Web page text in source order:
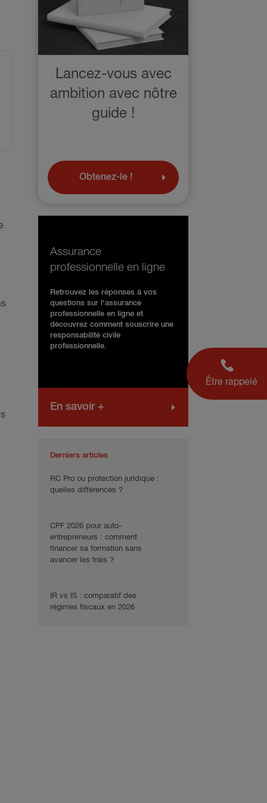
Être rappelé
Lancez-vous avec
ambition avec nôtre
guide !
Obtenez-le !
Assurance
professionnelle en ligne
Retrouvez les réponses à vos
questions sur l'assurance
professionnelle en ligne et
découvrez comment souscrire une
responsabilité civile
professionnelle.
En savoir +
Derniers articles
RC Pro ou protection juridique :
quelles différences ?
CPF 2026 pour auto-
entrepreneurs : comment
financer sa formation sans
avancer les frais ?
IR vs IS : comparatif des
régimes fiscaux en 2026